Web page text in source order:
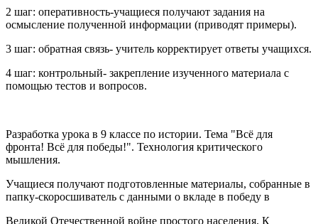
2 шаг: оперативность-учащиеся получают задания на
осмысление полученной информации (приводят примеры).
3 шаг: обратная связь- учитель корректирует ответы учащихся.
4 шаг: контрольный- закрепление изученного материала с
помощью тестов и вопросов.
Разработка урока в 9 классе по истории. Тема "Всё для
фронта! Всё для победы!". Технология критического
мышления.
Учащиеся получают подготовленные материалы, собранные в
папку-скоросшиватель с данными о вкладе в победу в
Великой Отечественной войне простого населения. К